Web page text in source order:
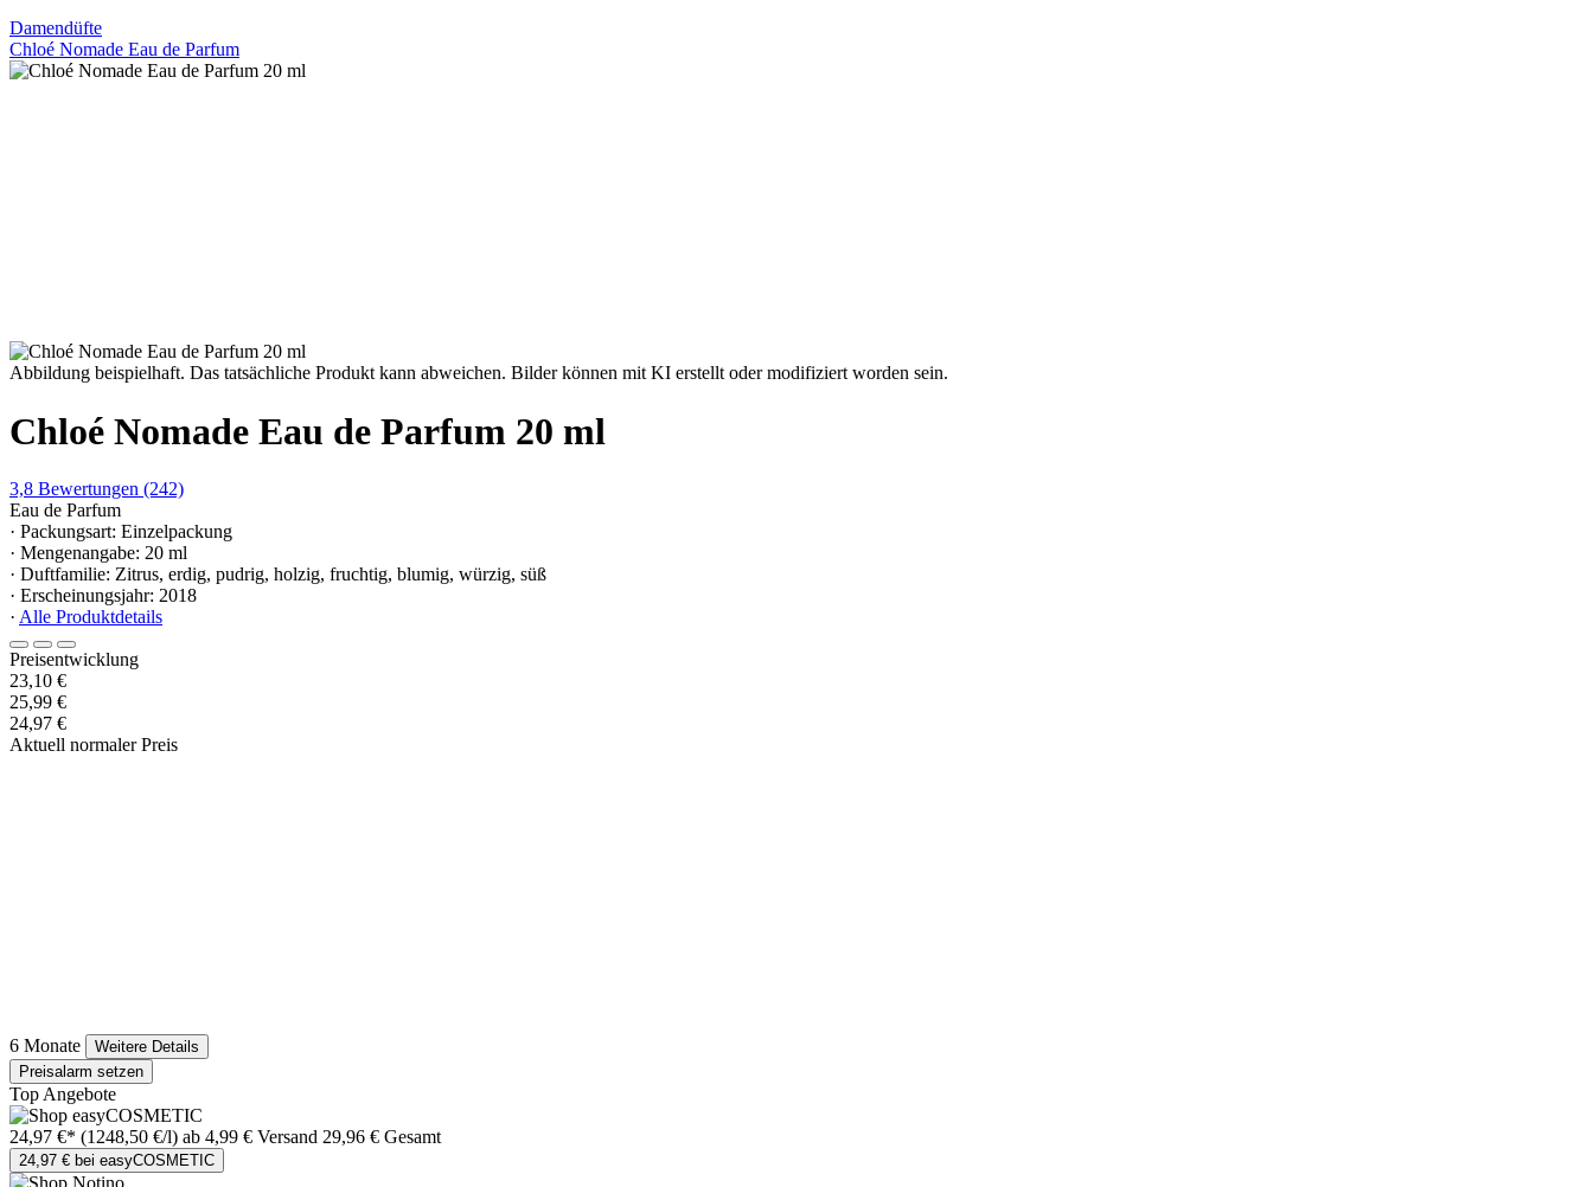
Damendüfte
Chloé Nomade Eau de Parfum
Abbildung beispielhaft. Das tatsächliche Produkt kann abweichen. Bilder können mit KI erstellt oder modifiziert worden sein.
Chloé Nomade Eau de Parfum 20 ml
3,8 Bewertungen (242)
Eau de Parfum
· Packungsart: Einzelpackung
· Mengenangabe: 20 ml
· Duftfamilie: Zitrus, erdig, pudrig, holzig, fruchtig, blumig, würzig, süß
· Erscheinungsjahr: 2018
· Alle Produktdetails
Preisentwicklung
23,10 €
25,99 €
24,97 €
Aktuell normaler Preis
6 Monate
Weitere Details
Preisalarm setzen
Top Angebote
24,97 €* (1248,50 €/l) ab 4,99 € Versand 29,96 € Gesamt
24,97 € bei easyCOSMETIC